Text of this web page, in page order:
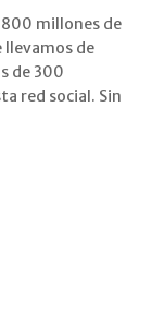
800 millones de
llevamos de
de 300
red social. Sin